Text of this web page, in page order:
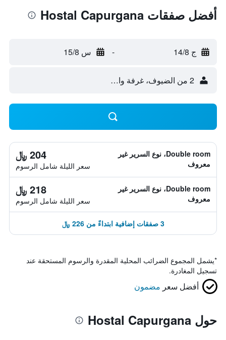
أفضل صفقات Hostal Capurgana
ج 14/8 - س 15/8
2 من الضيوف، غرفة واحدة
Double room، نوع السرير غير
معروف
204 ﷼
سعر الليلة شامل الرسوم
Double room، نوع السرير غير
معروف
218 ﷼
سعر الليلة شامل الرسوم
3 صفقات إضافية ابتداءً من 226 ﷼
*يشمل المجموع الضرائب المحلية المقدرة والرسوم المستحقة عند
تسجيل المغادرة.
أفضل سعر مضمون
حول Hostal Capurgana